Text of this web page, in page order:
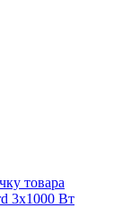
товара